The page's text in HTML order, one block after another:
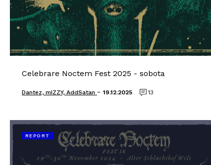
Celebrare Noctem Fest 2025 - sobota
Dantez, mIZZY, AddSatan - 19.12.2025 13
REPORT